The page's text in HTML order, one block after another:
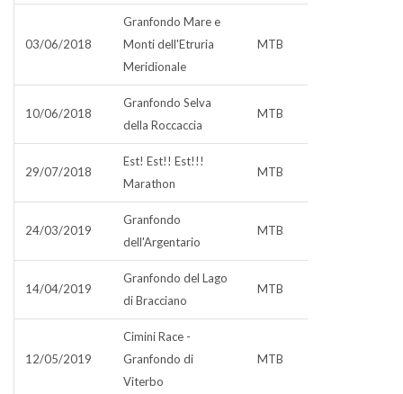
03/06/2018
Granfondo Mare e
Monti dell'Etruria
Meridionale
MTB
10/06/2018
Granfondo Selva
della Roccaccia
MTB
29/07/2018
Est! Est!! Est!!!
Marathon
MTB
24/03/2019
Granfondo
dell'Argentario
MTB
14/04/2019
Granfondo del Lago
di Bracciano
MTB
12/05/2019
Cimini Race -
Granfondo di
Viterbo
MTB